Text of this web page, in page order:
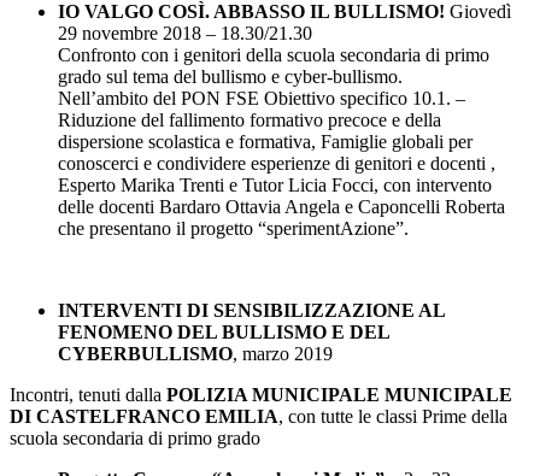
IO VALGO COSÌ. ABBASSO IL BULLISMO! Giovedì
29 novembre 2018 – 18.30/21.30
Confronto con i genitori della scuola secondaria di primo
grado sul tema del bullismo e cyber-bullismo.
Nell’ambito del PON FSE Obiettivo specifico 10.1. –
Riduzione del fallimento formativo precoce e della
dispersione scolastica e formativa, Famiglie globali per
conoscerci e condividere esperienze di genitori e docenti ,
Esperto Marika Trenti e Tutor Licia Focci, con intervento
delle docenti Bardaro Ottavia Angela e Caponcelli Roberta
che presentano il progetto “sperimentAzione”.
INTERVENTI DI SENSIBILIZZAZIONE AL
FENOMENO DEL BULLISMO E DEL
CYBERBULLISMO, marzo 2019
Incontri, tenuti dalla POLIZIA MUNICIPALE MUNICIPALE
DI CASTELFRANCO EMILIA, con tutte le classi Prime della
scuola secondaria di primo grado